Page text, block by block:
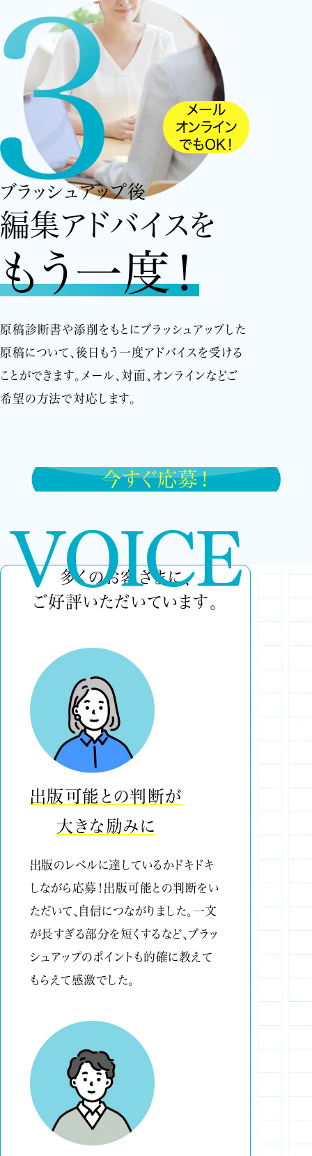
メール
オンライン
でもOK！
ブラッシュアップ後
編集アドバイスを
もう一度！
原稿診断書や添削をもとにブラッシュアップした
原稿について、後日もう一度アドバイスを受ける
ことができます。メール、対面、オンラインなどご
希望の方法で対応します。
今すぐ応募！
VOICE
多くのお客さまに、
ご好評いただいています。
出版可能との判断が
大きな励みに
出版のレベルに達しているかドキドキ
しながら応募！出版可能との判断をい
ただいて、自信につながりました。一文
が長すぎる部分を短くするなど、ブラッ
シュアップのポイントも的確に教えて
もらえて感激でした。